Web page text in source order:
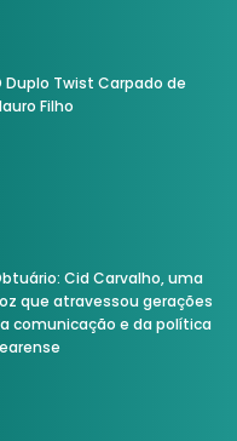
Duplo Twist Carpado de
Filho
Cid Carvalho, uma
que atravessou gerações
comunicação e da política